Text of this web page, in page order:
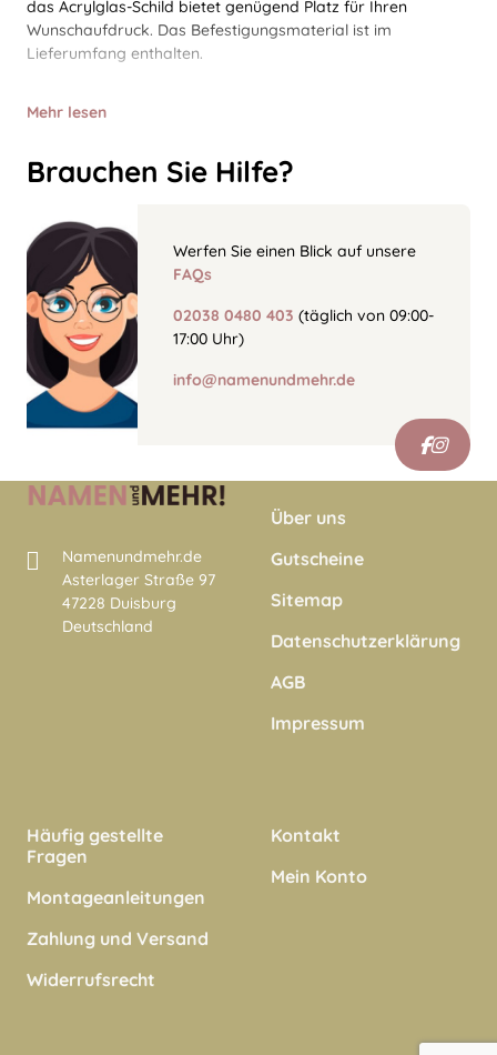
das Acrylglas-Schild bietet genügend Platz für Ihren
Wunschaufdruck. Das Befestigungsmaterial ist im
Lieferumfang enthalten.
Mehr lesen
Brauchen Sie Hilfe?
Werfen Sie einen Blick auf unsere
FAQs
02038 0480 403 (täglich von 09:00-
17:00 Uhr)
info@namenundmehr.de
Namenundmehr.de
Asterlager Straße 97
47228 Duisburg
Deutschland
Über uns
Gutscheine
Sitemap
Datenschutzerklärung
AGB
Impressum
Häufig gestellte
Fragen
Montageanleitungen
Zahlung und Versand
Widerrufsrecht
Kontakt
Mein Konto